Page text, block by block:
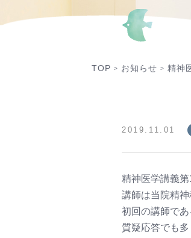
TOP > お知らせ > 精神
2019.11.01
精神医学講義第
講師は当院精
初回の講師で
質疑応答でも